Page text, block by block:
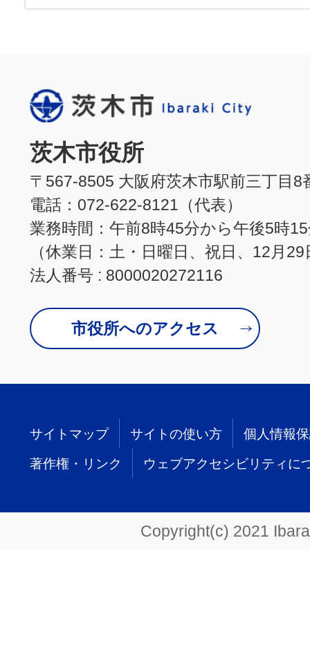
茨木市役所
〒567-8505 大阪府茨木市駅前三丁目8
電話：072-622-8121（代表）
業務時間：午前8時45分から午後5時
（休業日：土・日曜日、祝日、12月
法人番号 : 8000020272116
市役所へのアクセス
サイトマップ サイトの使い方 個人情報
著作権・リンク ウェブアクセシビリティに
Copyright(c) 2021